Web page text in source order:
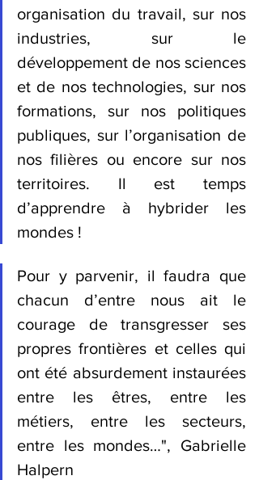
organisation du travail, sur nos
industries, sur le
développement de nos sciences
et de nos technologies, sur nos
formations, sur nos politiques
publiques, sur l’organisation de
nos filières ou encore sur nos
territoires. Il est temps
d’apprendre à hybrider les
mondes !
Pour y parvenir, il faudra que
chacun d’entre nous ait le
courage de transgresser ses
propres frontières et celles qui
ont été absurdement instaurées
entre les êtres, entre les
métiers, entre les secteurs,
entre les mondes…", Gabrielle
Halpern